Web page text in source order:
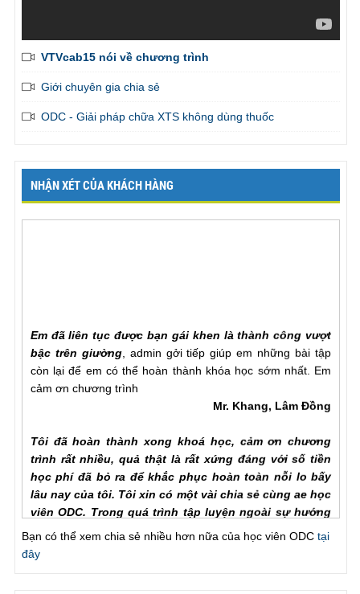
VTVcab15 nói về chương trình
Giới chuyên gia chia sẻ
ODC - Giải pháp chữa XTS không dùng thuốc
NHẬN XÉT CỦA KHÁCH HÀNG
bậc trên giường, admin gởi tiếp giúp em những bài tập
còn lại để em có thể hoàn thành khóa học sớm nhất. Em
cảm ơn chương trình
trình rất nhiều, quả thật là rất xứng đáng với số tiền
học phí đã bỏ ra để khắc phục hoàn toàn nỗi lo bấy
lâu nay của tôi. Tôi xin có một vài chia sẻ cùng ae học
viên ODC. Trong quá trình tập luyện ngoài sự hướng
dẫn của hlv cần hơn hết là sự chia sẻ của ae học viên
với nhau để hiểu rõ từng vấn đề của phương pháp.
Trước khi đến với ODC tình trạng của tôi rất tệ, qh chỉ
Bạn có thể xem chia sẻ nhiều hơn nữa của học viên ODC tại
đây